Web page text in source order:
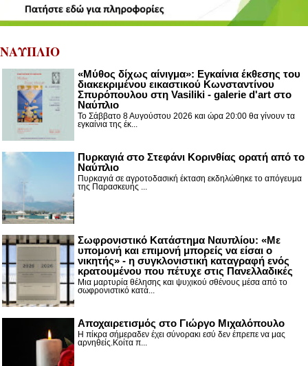
ΝΑΥΠΛΙΟ
«Μύθος δίχως αίνιγμα»: Εγκαίνια έκθεσης του
διακεκριμένου εικαστικού Κωνσταντίνου
Σπυρόπουλου στη Vasiliki - galerie d'art στο
Ναύπλιο
Το Σάββατο 8 Αυγούστου 2026 και ώρα 20:00 θα γίνουν τα
εγκαίνια της έκ...
Πυρκαγιά στο Στεφάνι Κορινθίας ορατή από το
Ναύπλιο
Πυρκαγιά σε αγροτοδασική έκταση εκδηλώθηκε το απόγευμα
της Παρασκευής ...
Σωφρονιστικό Κατάστημα Ναυπλίου: «Με
υπομονή και επιμονή μπορείς να είσαι ο
νικητής» - η συγκλονιστική καταγραφή ενός
κρατουμένου που πέτυχε στις Πανελλαδικές
Μια μαρτυρία θέλησης και ψυχικού σθένους μέσα από το
σωφρονιστικό κατά...
Αποχαιρετισμός στο Γιώργο Μιχαλόπουλο
Η πίκρα σήμεραδεν έχει σύνορακι εσύ δεν έπρεπε να μας
αρνηθείς.Κοίτα π...